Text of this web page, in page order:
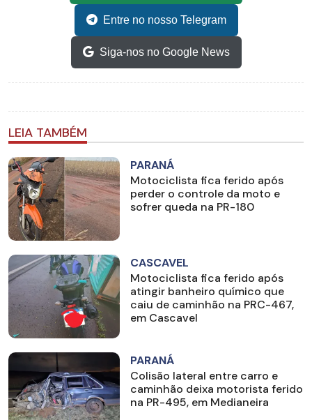
Entre no nosso Telegram
Siga-nos no Google News
LEIA TAMBÉM
PARANÁ
Motociclista fica ferido após
perder o controle da moto e
sofrer queda na PR-180
CASCAVEL
Motociclista fica ferido após
atingir banheiro químico que
caiu de caminhão na PRC-467,
em Cascavel
PARANÁ
Colisão lateral entre carro e
caminhão deixa motorista ferido
na PR-495, em Medianeira